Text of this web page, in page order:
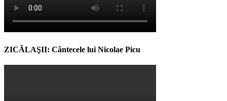
ZICĂLAŞII: Cântecele lui Nicolae Picu